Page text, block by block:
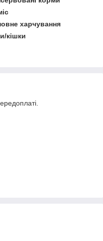
харчування
кішки